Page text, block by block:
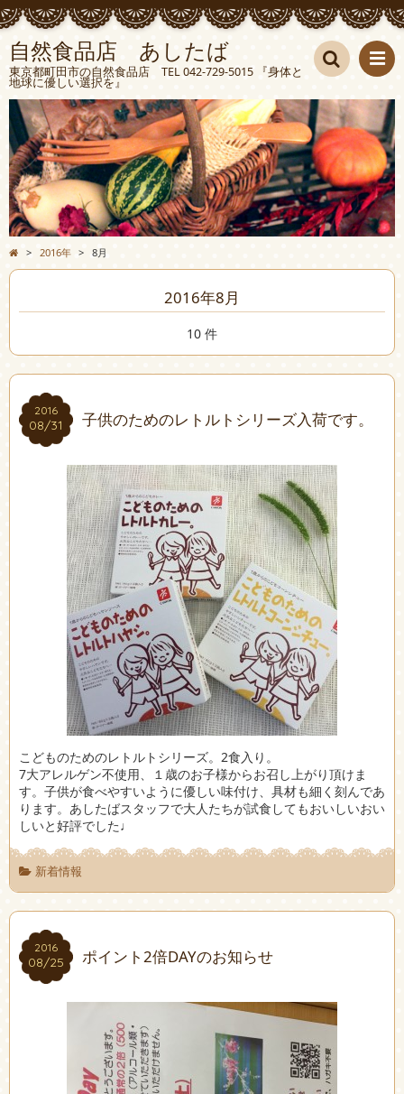
自然食品店 あしたば
東京都町田市の自然食品店 TEL 042-729-5015 『身体と
地球に優しい選択を』 検索
> 2016年 > 8月
2016年8月
10 件
2016
08/31
2016
08/31 子供のためのレトルトシリーズ入荷です。
こどものためのレトルトシリーズ。2食入り。
7大アレルゲン不使用、１歳のお子様からお召し上がり頂けま
す。子供が食べやすいように優しい味付け、具材も細く刻んであ
ります。あしたばスタッフで大人たちが試食してもおいしいおい
しいと好評でした♩
新着情報
2016
08/25
2016
08/25 ポイント2倍DAYのお知らせ